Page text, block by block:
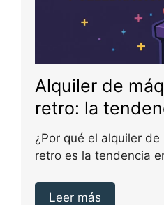
Alquiler de
retro: la
triunfa en
celebraciones
¿Por qué el alquiler
retro es la tendencia
Leer más